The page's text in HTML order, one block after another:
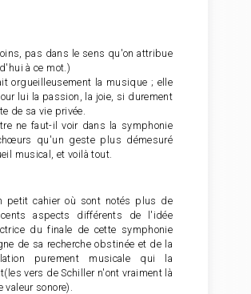
pas dans le sens qu'on attribue
à ce mot.)
orgueilleusement la musique ; elle
lui la passion, la joie, si durement
de sa vie privée.
ne faut-il voir dans la symphonie
qu'un geste plus démesuré
musical, et voilà tout.
cahier où sont notés plus de
aspects différents de l'idée
du finale de cette symphonie
de sa recherche obstinée et de la
purement musicale qui la
vers de Schiller n'ont vraiment là
valeur sonore).